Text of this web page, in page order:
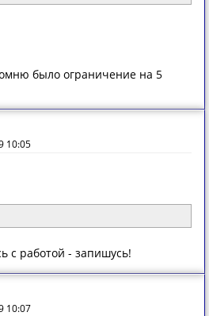
было ограничение на 5
10:05
с работой - запишусь!
10:07